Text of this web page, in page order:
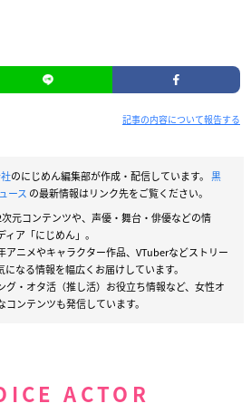
記事の内容について報告する
のにじめん編集部が作成・配信しています。 黒
ース の最新情報はリンク先をご覧ください。
元コンテンツや、声優・舞台・俳優などの情
ア「にじめん」。
アニメやキャラクター作品、VTuberなどストリー
なる情報を幅広くお届けしています。
グ・オタ活（推し活）お役立ち情報など、女性オ
ンテンツも発信しています。
ACTOR